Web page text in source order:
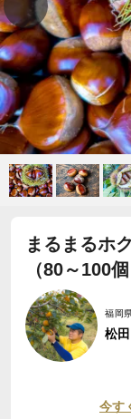
まるまるホ
（80～100
福岡
松
今す